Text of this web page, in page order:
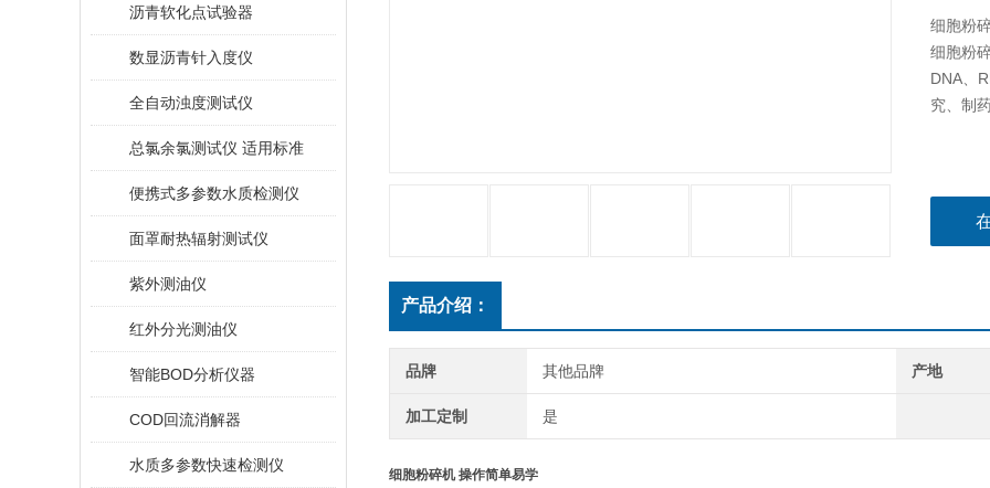
沥青软化点试验器
数显沥青针入度仪
全自动浊度测试仪
总氯余氯测试仪 适用标准
便携式多参数水质检测仪
面罩耐热辐射测试仪
紫外测油仪
红外分光测油仪
智能BOD分析仪器
COD回流消解器
水质多参数快速检测仪
细胞粉
细胞粉
DNA、
究、制
产品介绍：
品牌 其他品牌 产地
加工定制 是
‌细胞粉碎机 操作简单易学